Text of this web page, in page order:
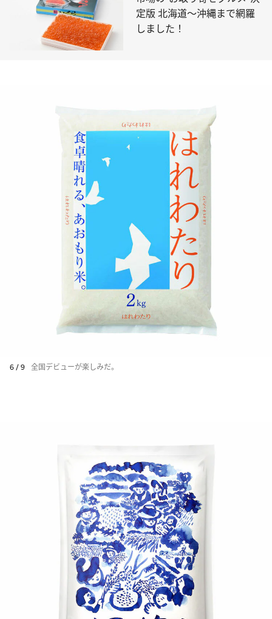
定版 北海道～沖縄まで網羅
しました！
6 / 9 全国デビューが楽しみだ。